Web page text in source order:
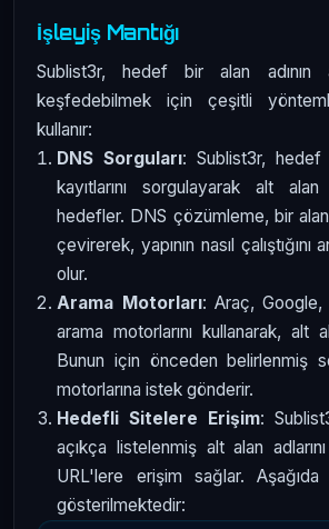
İşleyiş Mantığı
Sublist3r, hedef bir alan adının
keşfedebilmek için çeşitli
kullanır:
DNS Sorguları: Sublist3r, hedef
kayıtlarını sorgulayarak alt alan
hedefler. DNS çözümleme, bir alan
çevirerek, yapının nasıl çalıştığını
olur.
Arama Motorları: Araç,
arama motorlarını kullanarak, alt
Bunun için önceden belirlenmiş
motorlarına istek gönderir.
Hedefli Sitelere Erişim:
açıkça listelenmiş alt alan
URL'lere erişim sağlar.
gösterilmektedir: